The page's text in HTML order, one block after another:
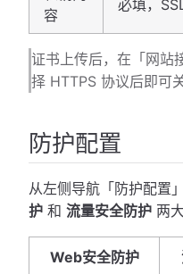
容
必填，
证书上传后，在「网站
择 HTTPS 协议后即可
防护配置
从左侧导航「防护配置
护 和 流量安全防护 两
Web安全防护